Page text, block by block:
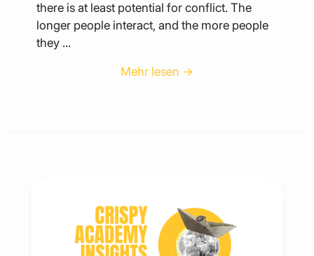
there is at least potential for conflict. The
longer people interact, and the more people
they ...
Mehr lesen →